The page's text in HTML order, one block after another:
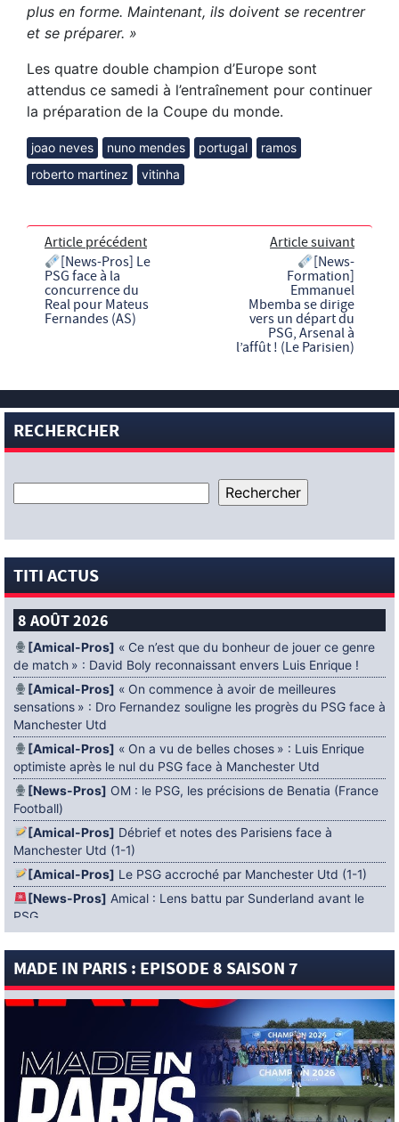
plus en forme. Maintenant, ils doivent se recentrer
et se préparer. »
Les quatre double champion d’Europe sont
attendus ce samedi à l’entraînement pour continuer
la préparation de la Coupe du monde.
joao neves nuno mendes portugal
ramos
roberto martinez
vitinha
Article précédent
[News-Pros] Le
PSG face à la
concurrence du
Real pour Mateus
Fernandes (AS)
Article suivant
[News-
Formation]
Emmanuel
Mbemba se dirige
vers un départ du
PSG, Arsenal à
l’affût ! (Le Parisien)
RECHERCHER
TITI ACTUS
8 AOÛT 2026
[Amical-Pros] « Ce n’est que du bonheur de jouer ce genre
de match » : David Boly reconnaissant envers Luis Enrique !
[Amical-Pros] « On commence à avoir de meilleures
sensations » : Dro Fernandez souligne les progrès du PSG face à
Manchester Utd
[Amical-Pros] « On a vu de belles choses » : Luis Enrique
optimiste après le nul du PSG face à Manchester Utd
[News-Pros] OM : le PSG, les précisions de Benatia (France
Football)
[Amical-Pros] Débrief et notes des Parisiens face à
Manchester Utd (1-1)
[Amical-Pros] Le PSG accroché par Manchester Utd (1-1)
[News-Pros] Amical : Lens battu par Sunderland avant le
PSG
5 AOÛT 2026
[News-Pros]Le Barça aurait fixé une deadline au PSG dans
le dossier Ferran Torres (Diario Sport)
[News-Pros]Amical : Le groupe du PSG avec 15 Titis face à
[News-Pros]Rumeur : Le Bayer Leverkusen aurait lancé des
négociations pour Ibrahim Mbaye (Ben Jacobs)
[News-Pros]
Aston Villa : Manzambi absent face au PSG ?
(The Athletic)
MADE IN PARIS : EPISODE 8 SAISON 7